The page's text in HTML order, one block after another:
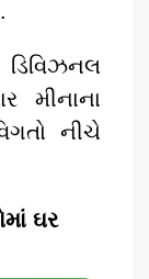
મીનાના
નીચે
ઘર